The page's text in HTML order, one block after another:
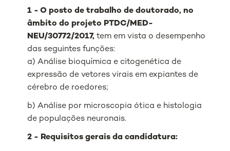
1 - O posto de trabalho de doutorado, no
âmbito do projeto PTDC/MED-
NEU/30772/2017, tem em vista o desempenho
das seguintes funções:
a) Análise bioquímica e citogenética de
expressão de vetores virais em expiantes de
cérebro de roedores;
b) Análise por microscopia ótica e histologia
de populações neuronais.
2 - Requisitos gerais da candidatura: